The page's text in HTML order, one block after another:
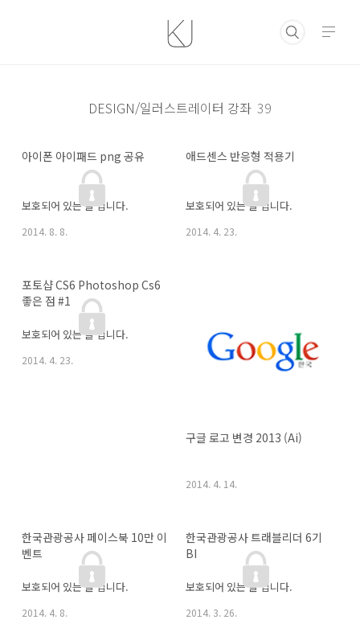
DESIGN/일러스트레이터 강좌 39
아이폰 아이패드 png 공유
보호되어 있는 글 입니다.
2014. 8. 8.
애드센스 반응형 적용기
보호되어 있는 글 입니다.
2014. 4. 23.
포토샵 CS6 Photoshop Cs6
좋은 점 #1
보호되어 있는 글 입니다.
2014. 4. 23.
구글 로고 변경 2013 (Ai)
2014. 4. 14.
한국관광공사 페이스북 10만 이
벤트
보호되어 있는 글 입니다.
2014. 4. 8.
한국관광공사 트래블리더 6기
BI
보호되어 있는 글 입니다.
2014. 3. 26.